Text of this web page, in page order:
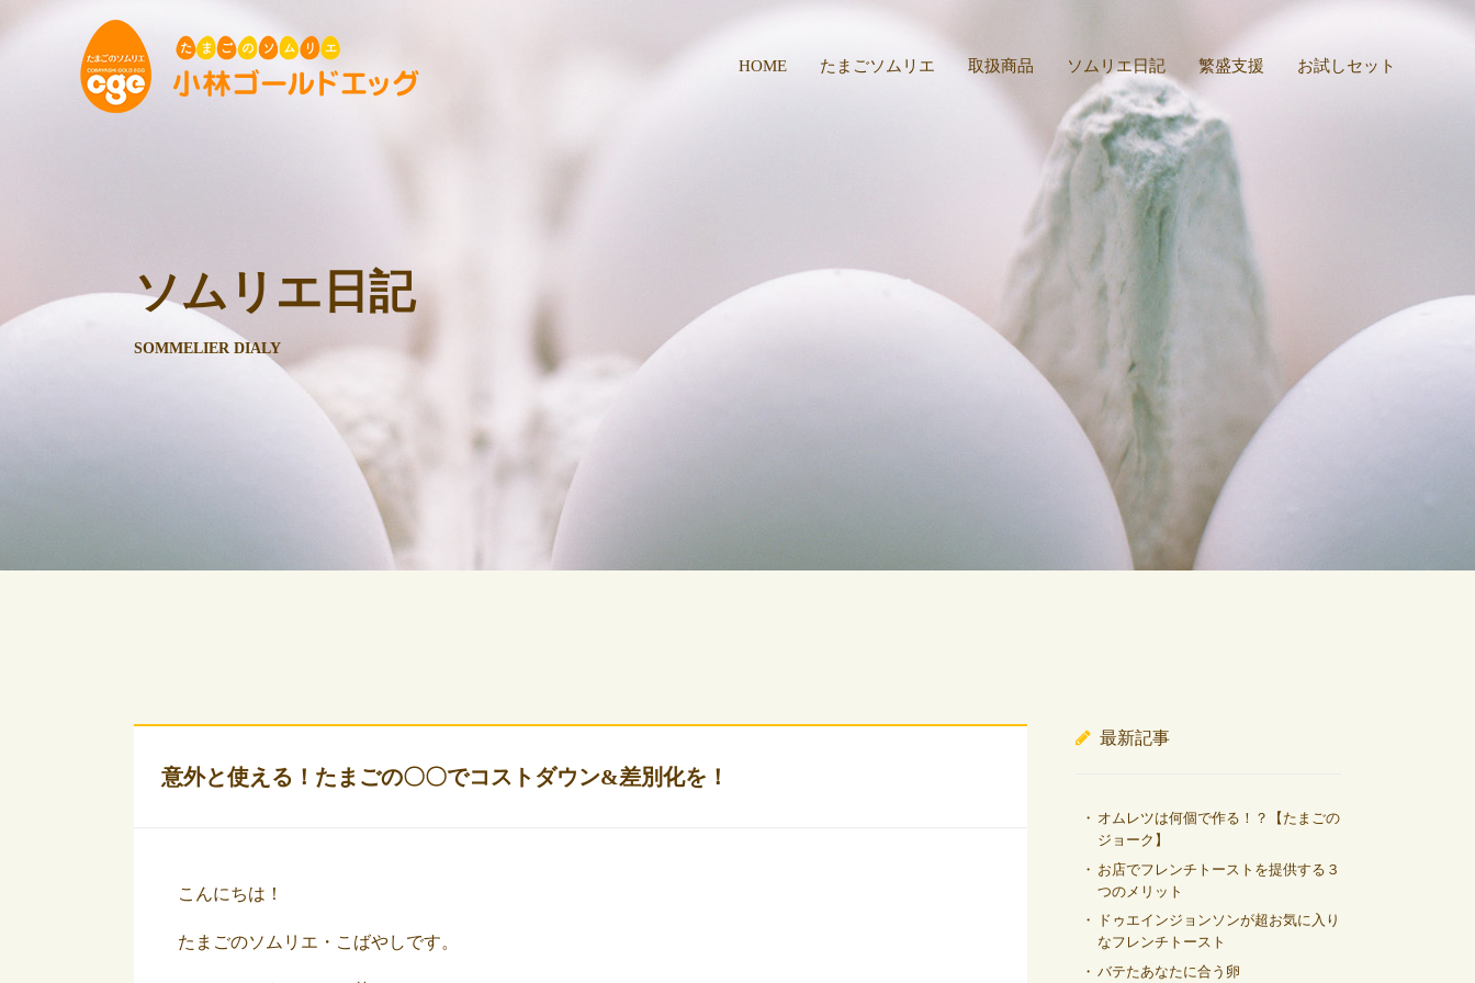
HOME たまごソムリエ 取扱商品 ソムリエ日記 繁盛支援 お試しセット
ソムリエ日記
SOMMELIER DIALY
意外と使える！たまごの〇〇でコストダウン&差別化を！
こんにちは！
たまごのソムリエ・こばやしです。
最新記事
オムレツは何個で作る！？【たまごの
ジョーク】
お店でフレンチトーストを提供する３
つのメリット
ドゥエインジョンソンが超お気に入り
なフレンチトースト
バテたあなたに合う卵